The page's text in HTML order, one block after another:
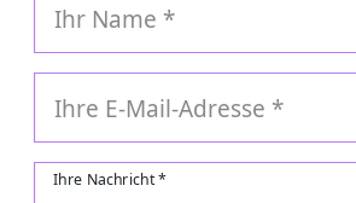
Ihr Name *
Ihre E-Mail-Adresse *
Ihre Nachricht*